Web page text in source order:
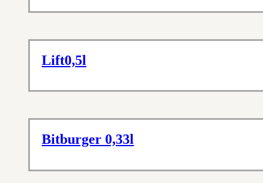
Lift0,5l
Bitburger 0,33l